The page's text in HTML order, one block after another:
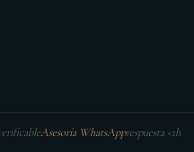
Asesoría WhatsApprespuesta <1h